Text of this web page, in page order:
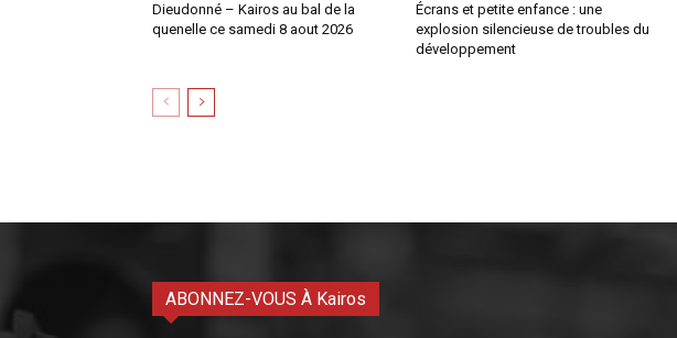
Dieudonné – Kairos au bal de la
quenelle ce samedi 8 aout 2026
Écrans et petite enfance : une
explosion silencieuse de troubles du
développement
ABONNEZ-VOUS À Kairos